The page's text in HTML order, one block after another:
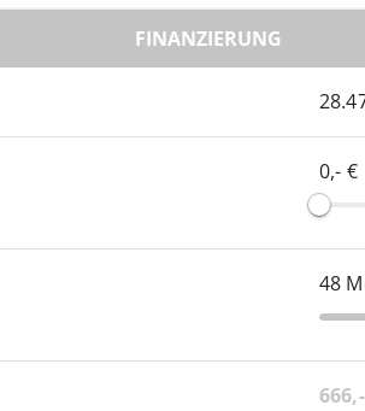
FINANZIERUNG
0,- €
48